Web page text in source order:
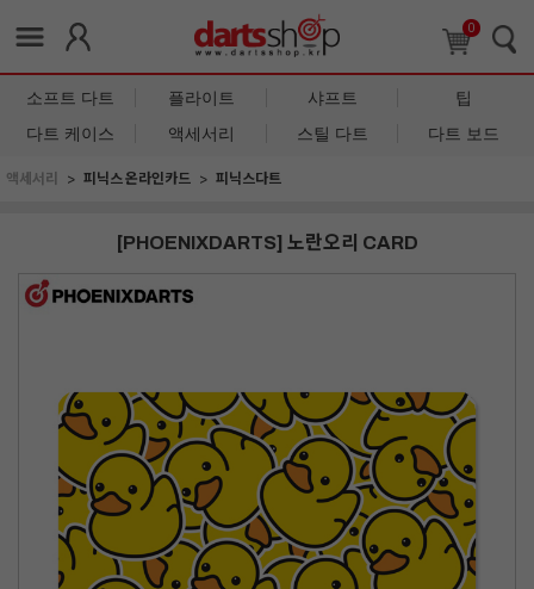
0
소프트 다트 플라이트 샤프트
팁
다트 케이스
액세서리 스틸 다트 다트 보드
액세서리 피닉스 온라인카드 피닉스다트
[PHOENIXDARTS] 노란오리 CARD